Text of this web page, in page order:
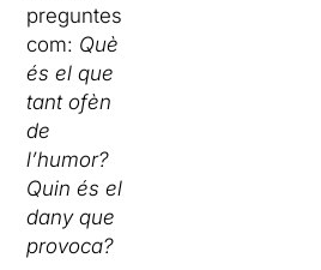
preguntes
com: Què
és el que
tant ofèn
de
l’humor?
Quin és el
dany que
provoca?